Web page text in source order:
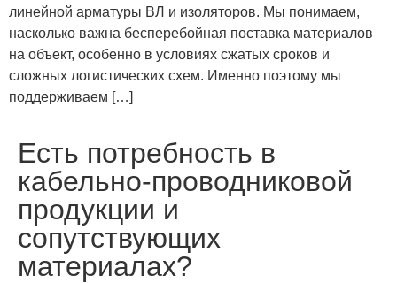
линейной арматуры ВЛ и изоляторов. Мы понимаем,
насколько важна бесперебойная поставка материалов
на объект, особенно в условиях сжатых сроков и
сложных логистических схем. Именно поэтому мы
поддерживаем […]
Есть потребность в
кабельно-проводниковой
продукции и
сопутствующих
материалах?